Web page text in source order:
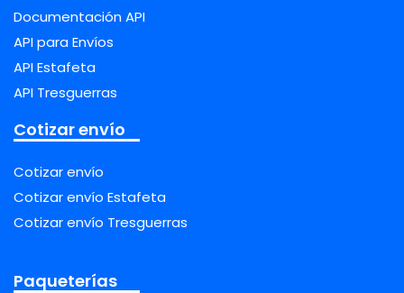
Documentación API
API para Envíos
API Estafeta
API Tresguerras
Cotizar envío
Cotizar envío
Cotizar envío Estafeta
Cotizar envío Tresguerras
Paqueterías